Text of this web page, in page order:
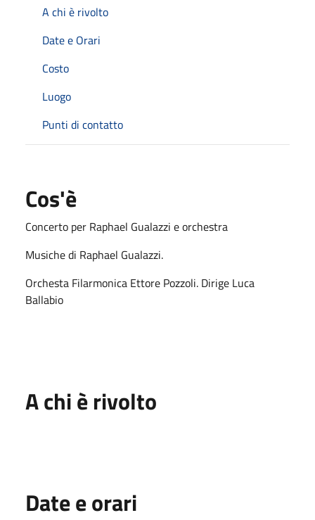
A chi è rivolto
Date e Orari
Costo
Luogo
Punti di contatto
Cos'è
Concerto per Raphael Gualazzi e orchestra
Musiche di Raphael Gualazzi.
Orchesta Filarmonica Ettore Pozzoli. Dirige Luca
Ballabio
A chi è rivolto
Date e orari